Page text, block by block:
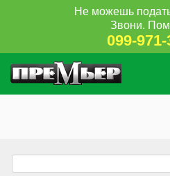
Не можешь
Звони.
099-